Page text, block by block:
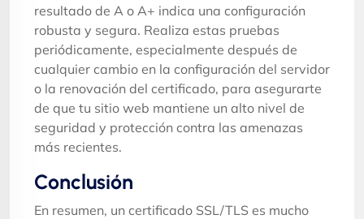
resultado de A o A+ indica una configuración
robusta y segura. Realiza estas pruebas
periódicamente, especialmente después de
cualquier cambio en la configuración del servidor
o la renovación del certificado, para asegurarte
de que tu sitio web mantiene un alto nivel de
seguridad y protección contra las amenazas
más recientes.
Conclusión
En resumen, un certificado SSL/TLS es mucho